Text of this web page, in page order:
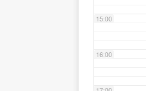
15:00
16:00